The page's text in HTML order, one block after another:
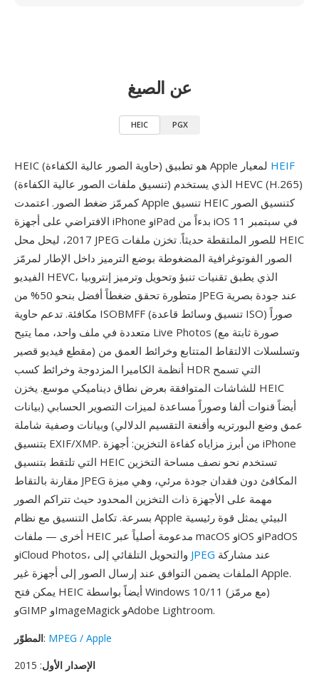
عن الصيغ
HEIC PGX
HEIF
(تنسيق ملفات الصور عالية الكفاءة) الذي يستخدم HEVC (H.265)
كمرمّز ضغط الصور. اعتمدت Apple تنسيق HEIC كتنسيق الصور
الافتراضي على أجهزة iPhone وiPad بدءاً من iOS 11 في سبتمبر
2017، ليحل محل JPEG للصور الملتقطة حديثاً. تخزن ملفات HEIC
الصور الفوتوغرافية المضغوطة بوضع الترميز داخل الإطار لمرمّز
الفيديو HEVC، الذي يطبق تقنيات تنبؤ وتحويل وترميز إنتروبيا
متطورة تحقق ضغطاً أفضل بنحو 50% من JPEG عند جودة بصرية
مكافئة. تدعم حاوية ISOBMFF (تنسيق وسائط قاعدة ISO) صوراً
متعددة في ملف واحد، مما يتيح Live Photos (صورة ثابتة مع
مقطع فيديو قصير) وتسلسلات الالتقاط المتتابع وخرائط العمق من
أنظمة الكاميرا المزدوجة وخرائط كسب HDR التي تسمح
للشاشات المتوافقة بعرض نطاق ديناميكي موسع. يخزن HEIC
أيضاً قنوات ألفا وصوراً مساعدة لميزات التصوير الحسابي (بيانات
عمق وضع البورتريه وأقنعة التقسيم الدلالي) وبيانات وصفية شاملة
بتنسيق EXIF/XMP. من أبرز مزاياه كفاءة التخزين: أجهزة iPhone
التي تلتقط بتنسيق HEIC تستخدم نحو نصف مساحة التخزين
مقارنة بالتقاط JPEG المكافئ دون فقدان جودة مرئي، وهي ميزة
مهمة على الأجهزة ذات التخزين المحدود حيث تتراكم الصور
بسرعة. تكامل التنسيق مع نظام Apple البيئي يمثل قوة رئيسية
أخرى — ملفات HEIC مدعومة أصلياً عبر macOS وiOS وiPadOS
JPEG
الملفات يضمن التوافق عند إرسال الصور إلى أجهزة غير Apple.
يمكن فتح HEIC أيضاً بواسطة Windows 10/11 (مع مرمّز)
وGIMP وImageMagick وAdobe Lightroom.
المطوّر: MPEG / Apple
الإصدار الأول: 2015